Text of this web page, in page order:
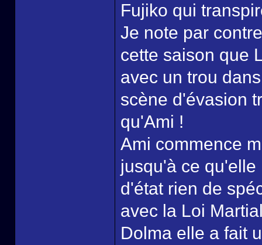
Fujiko qui
Je note par
cette saison que
avec un trou
scène d'évasion
qu'Ami !
Ami commence
jusqu'à ce
d'état rien de
avec la Loi
Dolma elle a fait